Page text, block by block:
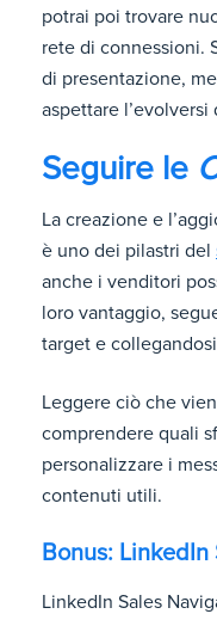
potrai poi trovare
rete di connessioni.
di presentazione,
aspettare
Seguire le
La creazione e
è uno dei pilastri del
anche i venditori
loro vantaggio,
target e
Leggere ciò che
comprendere quali
personalizzare i
contenuti utili.
Bonus:
LinkedIn Sales